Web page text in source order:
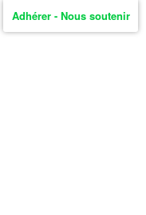
Adhérer - Nous soutenir